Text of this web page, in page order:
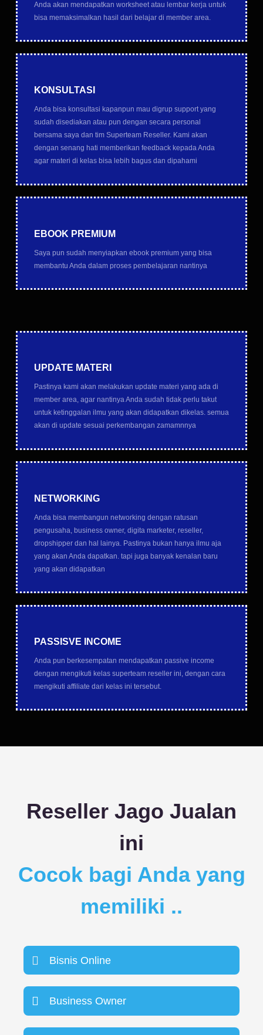
Anda akan mendapatkan worksheet atau lembar kerja untuk
bisa memaksimalkan hasil dari belajar di member area.
KONSULTASI
Anda bisa konsultasi kapanpun mau digrup support yang
sudah disediakan atau pun dengan secara personal
bersama saya dan tim Superteam Reseller. Kami akan
dengan senang hati memberikan feedback kepada Anda
agar materi di kelas bisa lebih bagus dan dipahami
EBOOK PREMIUM
Saya pun sudah menyiapkan ebook premium yang bisa
membantu Anda dalam proses pembelajaran nantinya
UPDATE MATERI
Pastinya kami akan melakukan update materi yang ada di
member area, agar nantinya Anda sudah tidak perlu takut
untuk ketinggalan ilmu yang akan didapatkan dikelas. semua
akan di update sesuai perkembangan zamamnnya
NETWORKING
Anda bisa membangun networking dengan ratusan
pengusaha, business owner, digita marketer, reseller,
dropshipper dan hal lainya. Pastinya bukan hanya ilmu aja
yang akan Anda dapatkan. tapi juga banyak kenalan baru
yang akan didapatkan
PASSISVE INCOME
Anda pun berkesempatan mendapatkan passive income
dengan mengikuti kelas superteam reseller ini, dengan cara
mengikuti affiliate dari kelas ini tersebut.
Reseller Jago Jualan
ini
Cocok bagi Anda yang
memiliki ..
Bisnis Online
Business Owner